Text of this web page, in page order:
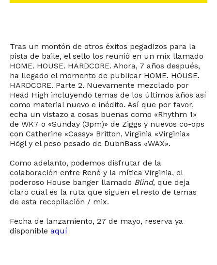
Tras un montón de otros éxitos pegadizos para la
pista de baile, el sello los reunió en un mix llamado
HOME. HOUSE. HARDCORE. Ahora, 7 años después,
ha llegado el momento de publicar HOME. HOUSE.
HARDCORE. Parte 2. Nuevamente mezclado por
Head High incluyendo temas de los últimos años así
como material nuevo e inédito. Así que por favor,
echa un vistazo a cosas buenas como «Rhythm 1»
de WK7 o «Sunday (3pm)» de Ziggs y nuevos co-ops
con Catherine «Cassy» Britton, Virginia «Virginia»
Högl y el peso pesado de DubnBass «WAX».
Como adelanto, podemos disfrutar de la
colaboración entre René y la mítica Virginia, el
poderoso House banger llamado Blind, que deja
claro cual es la ruta que siguen el resto de temas
de esta recopilación / mix.
Fecha de lanzamiento, 27 de mayo, reserva ya
disponible aquí